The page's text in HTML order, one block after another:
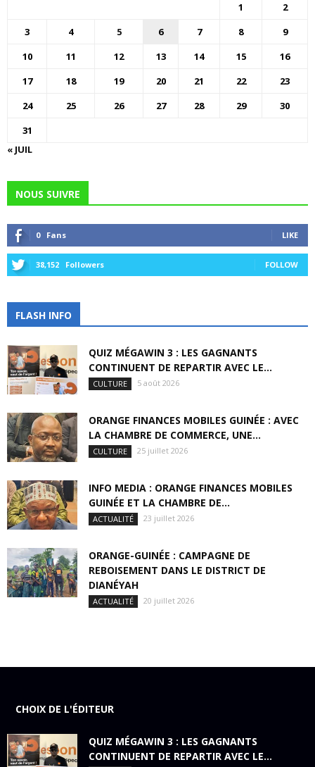
1
2
3
4 5 6 7 8
9
10
11 12 13 14 15
16
17
18 19 20 21 22
23
24
25 26 27 28 29
30
31
« JUIL
NOUS SUIVRE
0 Fans LIKE
38,152 Followers FOLLOW
FLASH INFO
QUIZ MÉGAWIN 3 : LES GAGNANTS
CONTINUENT DE REPARTIR AVEC LE...
CULTURE 5 août 2026
ORANGE FINANCES MOBILES GUINÉE : AVEC
LA CHAMBRE DE COMMERCE, UNE...
CULTURE 25 juillet 2026
INFO MEDIA : ORANGE FINANCES MOBILES
GUINÉE ET LA CHAMBRE DE...
ACTUALITÉ 23 juillet 2026
ORANGE-GUINÉE : CAMPAGNE DE
REBOISEMENT DANS LE DISTRICT DE
DIANÉYAH
ACTUALITÉ 20 juillet 2026
CHOIX DE L'ÉDITEUR
QUIZ MÉGAWIN 3 : LES GAGNANTS
CONTINUENT DE REPARTIR AVEC LE...